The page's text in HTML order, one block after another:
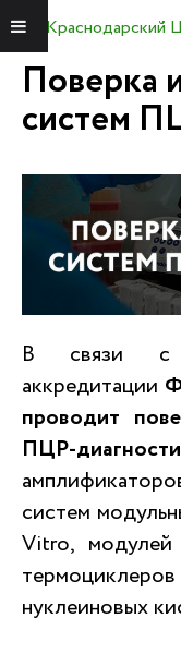
Поверка
систем
В связи с
аккредитации
проводит
ПЦР-
систем
Vitro, модулей
нуклеиновых
Краснодарский